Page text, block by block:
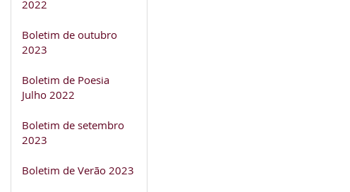
2022
Boletim de outubro
2023
Boletim de Poesia
Julho 2022
Boletim de setembro
2023
Boletim de Verão 2023